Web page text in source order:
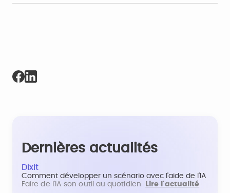
Dernières actualités
Dixit
Comment développer un scénario avec l'aide de l'IA
Faire de l'IA son outil au quotidien
Lire l'actualité